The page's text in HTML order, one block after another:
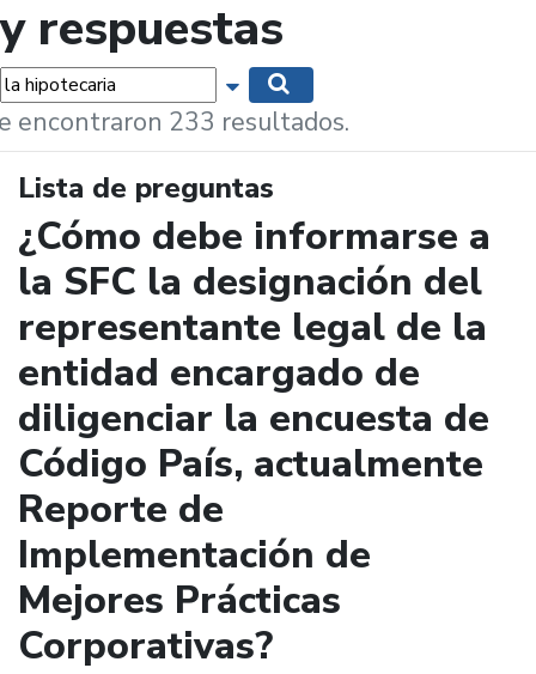
y respuestas
Mostrar opciones de búsqueda
encontraron 233 resultados.
Lista de preguntas
¿Cómo debe informarse a
la SFC la designación del
representante legal de la
entidad encargado de
diligenciar la encuesta de
Código País, actualmente
Reporte de
Implementación de
Mejores Prácticas
Corporativas?